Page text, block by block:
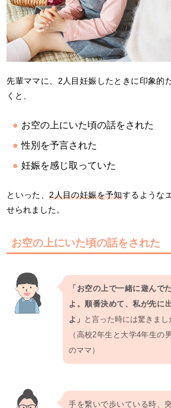
先輩ママに、2人目妊娠したときに印象的
くと、
お空の上にいた頃の話をされた
性別を予言された
妊娠を感じ取っていた
といった、2人目の妊娠を予知するような
せられました。
お空の上にいた頃の話をされた
「お空の上で一緒に遊んで
よ。
順番決めて、私が先に
よ」 と言った時には驚きまし
（高校2年生と大学4年生の
のママ）
手を繋いで歩いている時、